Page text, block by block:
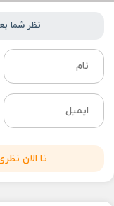
نظر شما
تا الان